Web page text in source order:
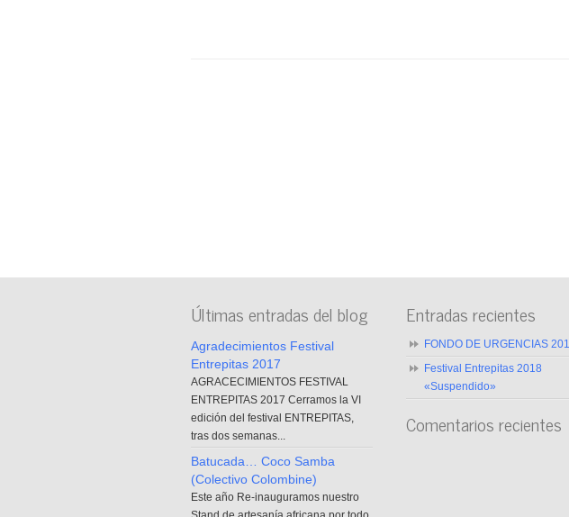
Últimas entradas del blog
Agradecimientos Festival
Entrepitas 2017
AGRACECIMIENTOS FESTIVAL
ENTREPITAS 2017 Cerramos la VI
edición del festival ENTREPITAS,
tras dos semanas...
Batucada… Coco Samba
(Colectivo Colombine)
Este año Re-inauguramos nuestro
Entradas recientes
FONDO DE URGENCIAS
Festival Entrepitas 2018
«Suspendido»
Comentarios recientes